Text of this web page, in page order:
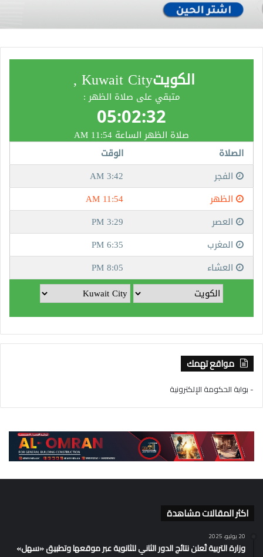
مواقع تهمك
- بوابة الحكومة الإلكترونية
اكثر المقالات مشاهدة
20 يوليو، 2025
وزارة التربية تُعلن نتائج الدور الثاني للثانوية عبر موقعها وتطبيق «سهل»